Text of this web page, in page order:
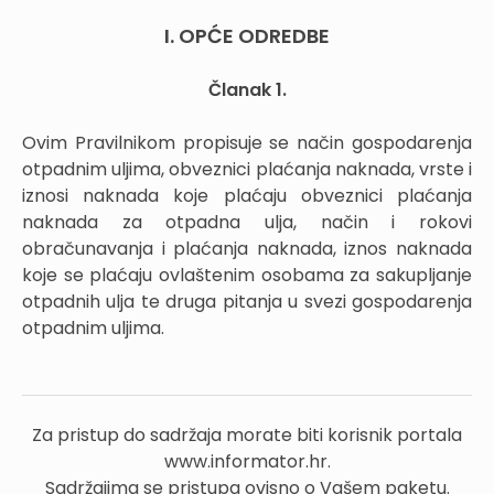
I. OPĆE ODREDBE
Članak 1.
Ovim Pravilnikom propisuje se način gospodarenja
otpadnim uljima, obveznici plaćanja naknada, vrste i
iznosi naknada koje plaćaju obveznici plaćanja
naknada za otpadna ulja, način i rokovi
obračunavanja i plaćanja naknada, iznos naknada
koje se plaćaju ovlaštenim osobama za sakupljanje
otpadnih ulja te druga pitanja u svezi gospodarenja
otpadnim uljima.
Za pristup do sadržaja morate biti korisnik portala
www.informator.hr.
Sadržajima se pristupa ovisno o Vašem paketu.